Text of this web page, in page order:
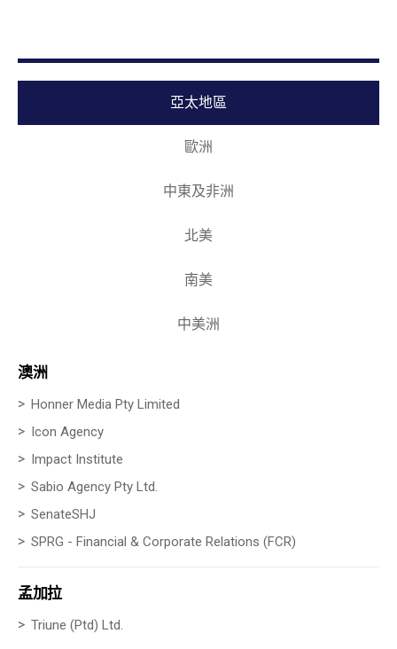
亞太地區
歐洲
中東及非洲
北美
南美
中美洲
澳洲
Honner Media Pty Limited
Icon Agency
Impact Institute
Sabio Agency Pty Ltd.
SenateSHJ
SPRG - Financial & Corporate Relations (FCR)
孟加拉
Triune (Ptd) Ltd.